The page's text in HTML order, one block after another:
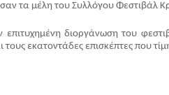
τα μέλη του Συλλόγου Φεστιβάλ
διοργάνωση του
εκατοντάδες επισκέπτες που